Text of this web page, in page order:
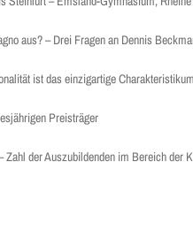
aus? – Drei Fragen an Dennis
ist das einzigartige
Preisträger
Zahl der Auszubildenden im Bereich der